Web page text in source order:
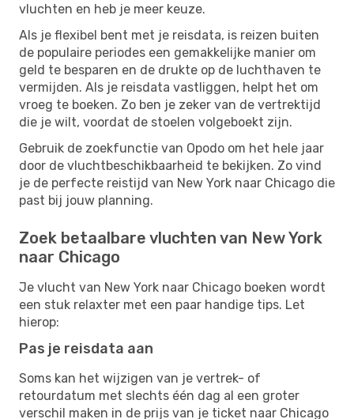
vluchten en heb je meer keuze.
Als je flexibel bent met je reisdata, is reizen buiten
de populaire periodes een gemakkelijke manier om
geld te besparen en de drukte op de luchthaven te
vermijden. Als je reisdata vastliggen, helpt het om
vroeg te boeken. Zo ben je zeker van de vertrektijd
die je wilt, voordat de stoelen volgeboekt zijn.
Gebruik de zoekfunctie van Opodo om het hele jaar
door de vluchtbeschikbaarheid te bekijken. Zo vind
je de perfecte reistijd van New York naar Chicago die
past bij jouw planning.
Zoek betaalbare vluchten van New York
naar Chicago
Je vlucht van New York naar Chicago boeken wordt
een stuk relaxter met een paar handige tips. Let
hierop:
Pas je reisdata aan
Soms kan het wijzigen van je vertrek- of
retourdatum met slechts één dag al een groter
verschil maken in de prijs van je ticket naar Chicago